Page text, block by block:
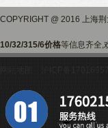
COPYRIGHT @ 2016 上海
10/32/315/6价格等信息齐全,
沪ICP备17016957